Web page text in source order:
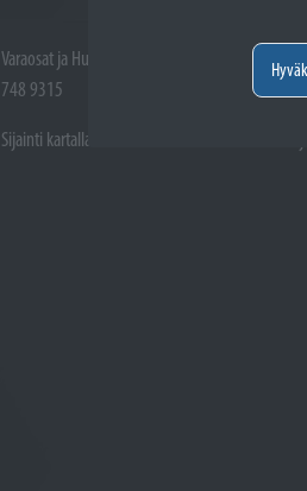
Varaosat ja Huoltotöiden vastaanotto: (02)
748 9315
Sijainti kartalla